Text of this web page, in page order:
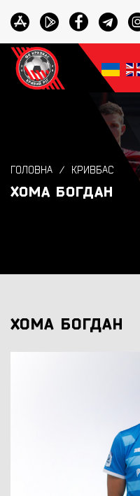
ГОЛОВНА КРИВБАС
ХОМА БОГДАН
ХОМА БОГДАН